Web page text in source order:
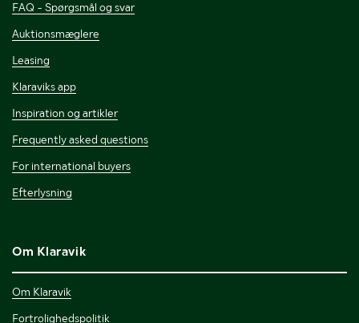
FAQ - Spørgsmål og svar
Auktionsmæglere
Leasing
Klaraviks app
Inspiration og artikler
Frequently asked questions
For international buyers
Efterlysning
Om Klaravik
Om Klaravik
Fortrolighedspolitik